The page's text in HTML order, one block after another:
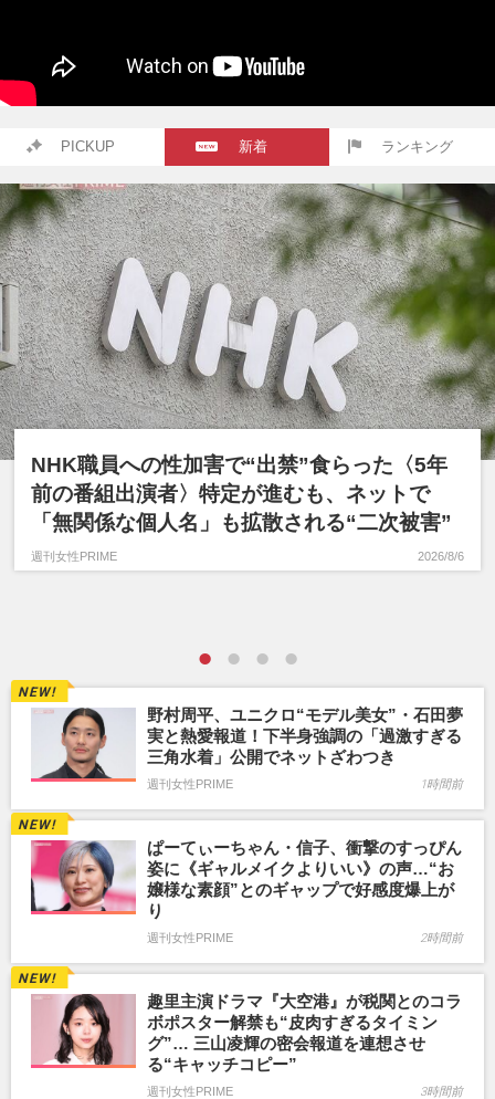
PICKUP 新着 ランキング
NHK職員への性加害で“出禁”食らった〈5年
前の番組出演者〉特定が進むも、ネットで
「無関係な個人名」も拡散される“二次被害”
週刊女性PRIME 2026/8/6
野村周平、ユニクロ“モデル美女”・石田夢
実と熱愛報道！下半身強調の「過激すぎる
三角水着」公開でネットざわつき
週刊女性PRIME 1時間前
ぱーてぃーちゃん・信子、衝撃のすっぴん
姿に《ギャルメイクよりいい》の声…“お
嬢様な素顔”とのギャップで好感度爆上が
り
週刊女性PRIME 2時間前
趣里主演ドラマ『大空港』が税関とのコラ
ボポスター解禁も“皮肉すぎるタイミン
グ”… 三山凌輝の密会報道を連想させ
る“キャッチコピー”
週刊女性PRIME 3時間前